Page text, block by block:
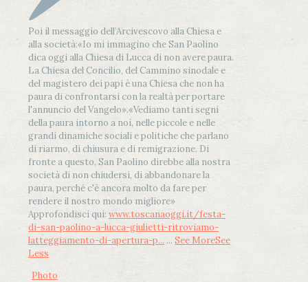
Poi il messaggio dell’Arcivescovo alla Chiesa e
alla società:«Io mi immagino che San Paolino
dica oggi alla Chiesa di Lucca di non avere paura.
La Chiesa del Concilio, del Cammino sinodale e
del magistero dei papi è una Chiesa che non ha
paura di confrontarsi con la realtà per portare
l'annuncio del Vangelo».«Vediamo tanti segni
della paura intorno a noi, nelle piccole e nelle
grandi dinamiche sociali e politiche che parlano
di riarmo, di chiusura e di remigrazione. Di
fronte a questo, San Paolino direbbe alla nostra
società di non chiudersi, di abbandonare la
paura, perché c'è ancora molto da fare per
rendere il nostro mondo migliore»
Approfondisci qui: www.toscanaoggi.it/festa-
di-san-paolino-a-lucca-giulietti-ritroviamo-
latteggiamento-di-apertura-p... ... See MoreSee
Less
Photo